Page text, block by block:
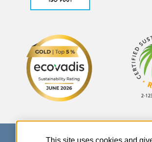
This site uses cookies and